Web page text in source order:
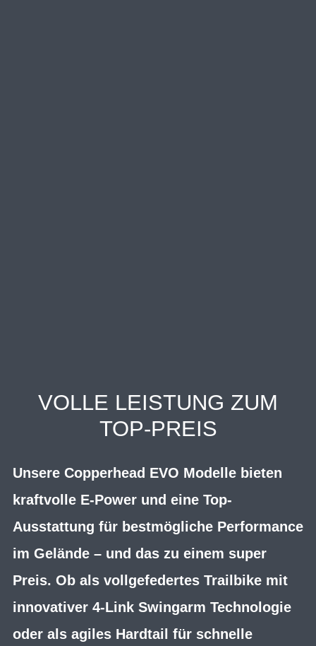
VOLLE LEISTUNG ZUM
TOP-PREIS
Unsere Copperhead EVO Modelle bieten
kraftvolle E-Power und eine Top-
Ausstattung für bestmögliche Performance
im Gelände – und das zu einem super
Preis. Ob als vollgefedertes Trailbike mit
innovativer 4-Link Swingarm Technologie
oder als agiles Hardtail für schnelle